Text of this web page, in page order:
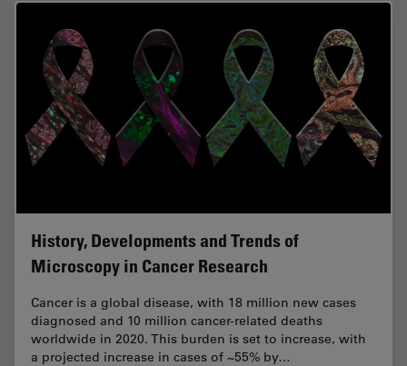
History, Developments and Trends of
Microscopy in Cancer Research
Cancer is a global disease, with 18 million new cases
diagnosed and 10 million cancer-related deaths
worldwide in 2020. This burden is set to increase, with
a projected increase in cases of ~55% by…